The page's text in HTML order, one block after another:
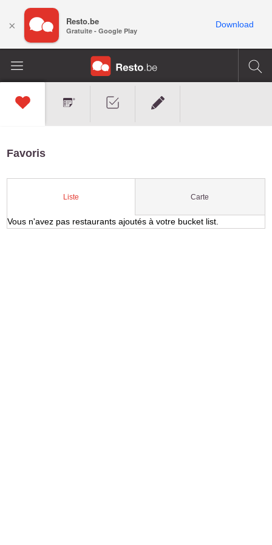
Favoris
Liste Carte
Vous n'avez pas restaurants ajoutés à votre bucket list.
× Resto.be
Gratuite - Google Play
Download